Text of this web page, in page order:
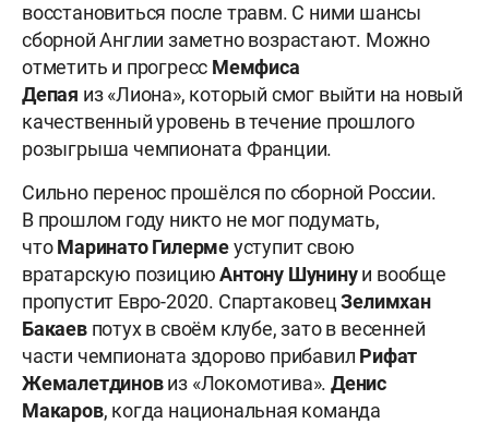
восстановиться после травм. С ними шансы
сборной Англии заметно возрастают. Можно
отметить и прогресс Мемфиса
Депая из «Лиона», который смог выйти на новый
качественный уровень в течение прошлого
розыгрыша чемпионата Франции.
Сильно перенос прошёлся по сборной России.
В прошлом году никто не мог подумать,
чтоМаринато Гилермеуступит свою
вратарскую позициюАнтону Шунинуи вообще
пропустит Евро-2020. СпартаковецЗелимхан
Бакаевпотух в своём клубе, зато в весенней
части чемпионата здорово прибавил Рифат
Жемалетдиновиз «Локомотива».Денис
Макаров, когда национальная команда